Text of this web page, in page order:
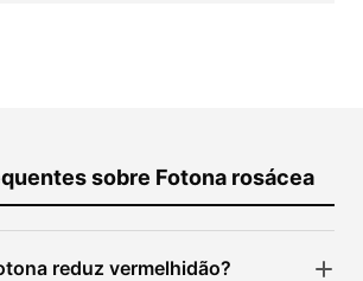
sobre Fotona rosácea
reduz vermelhidão?